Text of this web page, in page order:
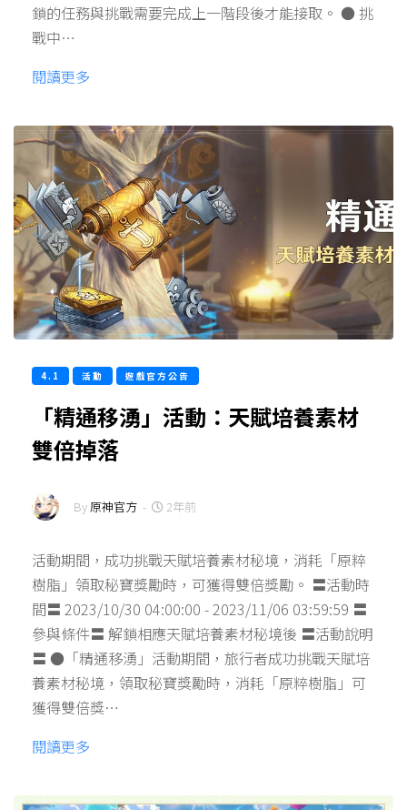
鎖的任務與挑戰需要完成上一階段後才能接取。 ● 挑
戰中…
閱讀更多
4.1 活動 遊戲官方公告
「精通移湧」活動：天賦培養素材
雙倍掉落
By原神官方 - 2年前
活動期間，成功挑戰天賦培養素材秘境，消耗「原粹
樹脂」領取秘寶獎勵時，可獲得雙倍獎勵。 〓活動時
間〓 2023/10/30 04:00:00 - 2023/11/06 03:59:59 〓
參與條件〓 解鎖相應天賦培養素材秘境後 〓活動說明
〓 ●「精通移湧」活動期間，旅行者成功挑戰天賦培
養素材秘境，領取秘寶獎勵時，消耗「原粹樹脂」可
獲得雙倍獎…
閱讀更多